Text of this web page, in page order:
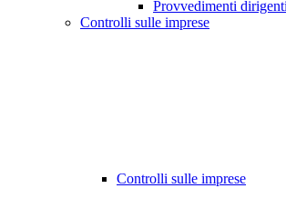
Provvedimenti
Controlli sulle imprese
Controlli sulle imprese